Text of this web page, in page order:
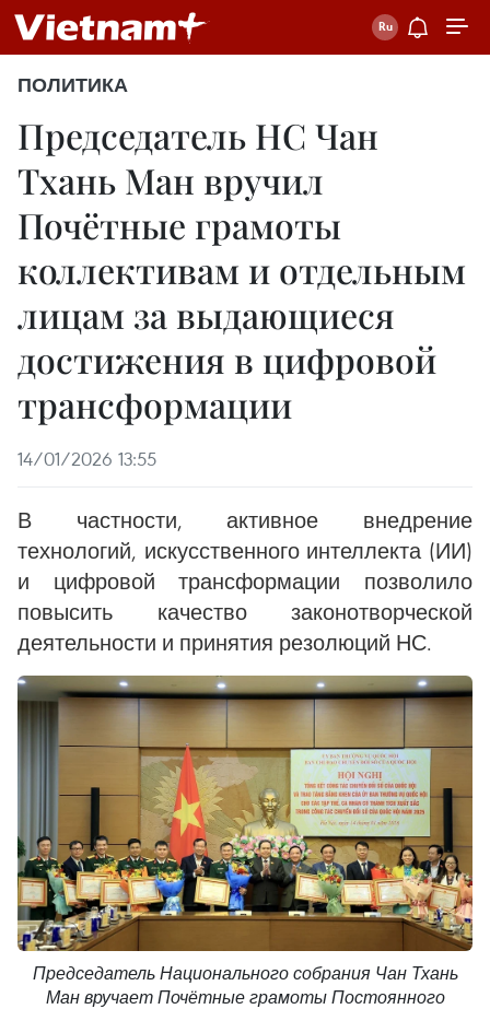
ПОЛИТИКА
Председатель НС Чан
Тхань Ман вручил
Почётные грамоты
коллективам и отдельным
лицам за выдающиеся
достижения в цифровой
трансформации
14/01/2026 13:55
В частности, активное внедрение
технологий, искусственного интеллекта (ИИ)
и цифровой трансформации позволило
повысить качество законотворческой
деятельности и принятия резолюций НС.
Председатель Национального собрания Чан Тхань
Ман вручает Почётные грамоты Постоянного